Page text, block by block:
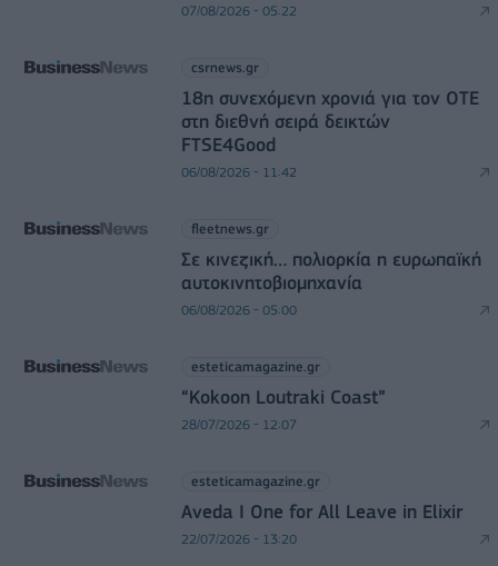
07/08/2026 - 05:22
csrnews.gr
18η συνεχόμενη χρονιά για τον ΟΤΕ
στη διεθνή σειρά δεικτών
FTSE4Good
06/08/2026 - 11:42
fleetnews.gr
Σε κινεζική… πολιορκία η ευρωπαϊκή
αυτοκινητοβιομηχανία
06/08/2026 - 05:00
esteticamagazine.gr
“Kokoon Loutraki Coast”
28/07/2026 - 12:07
esteticamagazine.gr
Aveda I One for All Leave in Elixir
22/07/2026 - 13:20